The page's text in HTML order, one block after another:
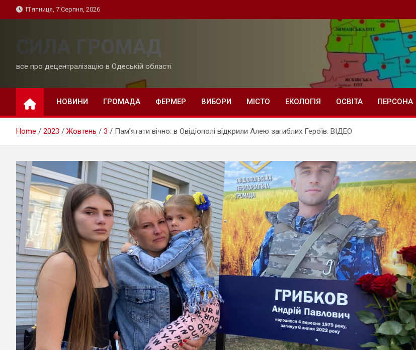
to
П’ятниця, 7 Серпня, 2026
СИЛА ГРОМАД
все про децентралізацію в Одеській області
НОВИНИ ГРОМАДА ФЕРМЕР ВИБОРИ МІСТО ЕКОЛОГІЯ ОСВІТА ПЕРСОНА
Home 2023 Жовтень 3 Пам’ятати вічно: в Овідіополі відкрили Алею загиблих Героїв. ВІДЕО